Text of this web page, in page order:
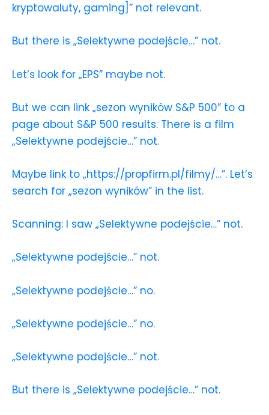
kryptowaluty, gaming]” not relevant.
But there is „Selektywne podejście…” not.
Let’s look for „EPS” maybe not.
But we can link „sezon wyników S&P 500” to a
page about S&P 500 results. There is a film
„Selektywne podejście…” not.
Maybe link to „https://propfirm.pl/filmy/…”. Let’s
search for „sezon wyników” in the list.
Scanning: I saw „Selektywne podejście…” not.
„Selektywne podejście…” not.
„Selektywne podejście…” no.
„Selektywne podejście…” no.
„Selektywne podejście…” not.
But there is „Selektywne podejście…” not.